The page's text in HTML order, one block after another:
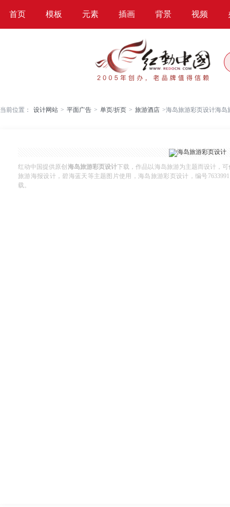
首页 模板 元素 插画 背景 视频
当前位置： 设计网站 > 平面广告 > 单页/折页 > 旅游酒店 >海岛旅游彩页设计海岛
红动中国提供原创 海岛旅游彩页设计下载，作品以海岛旅游为主题而设计，
旅游海报设计，碧海蓝天等主题图片使用，海岛旅游彩页设计，编号
载。